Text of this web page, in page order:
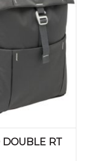
DOUBLE RT